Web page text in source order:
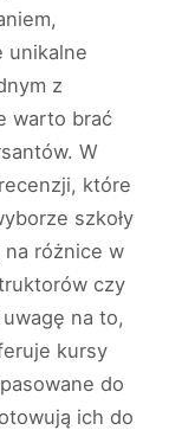
unikalne
z
warto brać
W
które
szkoły
na różnice w
czy
na to,
kursy
do
ich do